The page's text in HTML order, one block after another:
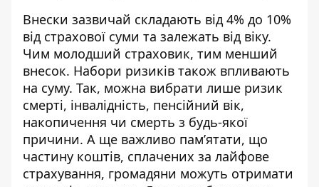
Внески зазвичай складають від 4% до 10%
від страхової суми та залежать від віку.
Чим молодший страховик, тим менший
внесок. Набори ризиків також впливають
на суму. Так, можна вибрати лише ризик
смерті, інвалідність, пенсійний вік,
накопичення чи смерть з будь-якої
причини. А ще важливо пам’ятати, що
частину коштів, сплачених за лайфове
страхування, громадяни можуть отримати